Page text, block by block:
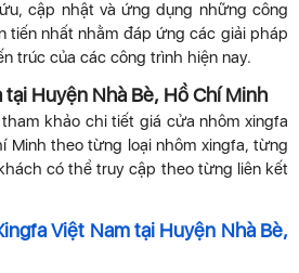
cập nhật và ứng dụng những công
tiến nhất nhằm đáp ứng các giải pháp
trúc của các công trình hiện nay.
Huyện Nhà Bè, Hồ Chí Minh
khảo chi tiết giá cửa nhôm xingfa
Minh theo từng loại nhôm xingfa, từng
có thể truy cập theo từng liên kết
Việt Nam tại Huyện Nhà Bè,